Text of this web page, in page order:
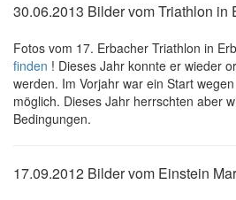
30.06.2013 Bilder vom Triathlon in
Fotos vom 17. Erbacher Triathlon in
finden ! Dieses Jahr konnte er wieder
werden. Im Vorjahr war ein Start
möglich. Dieses Jahr herrschten aber
Bedingungen.
17.09.2012 Bilder vom Einstein